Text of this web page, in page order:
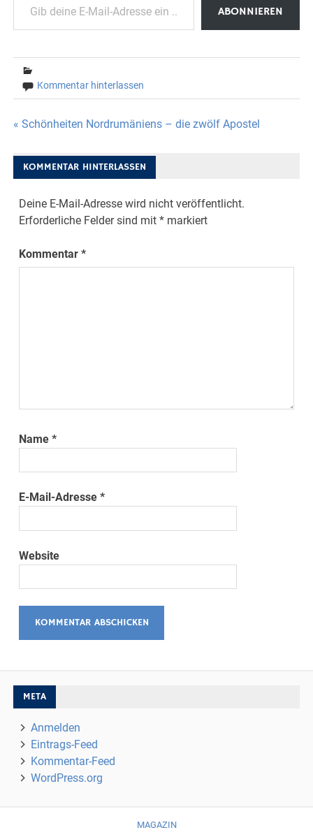
ABONNIEREN
Kommentar hinterlassen
Beitragsnavigation
« Schönheiten Nordrumäniens – die zwölf Apostel
KOMMENTAR HINTERLASSEN
Deine E-Mail-Adresse wird nicht veröffentlicht.
Erforderliche Felder sind mit* markiert
Kommentar*
Name*
E-Mail-Adresse*
Website
META
Anmelden
Eintrags-Feed
Kommentar-Feed
WordPress.org
MAGAZIN